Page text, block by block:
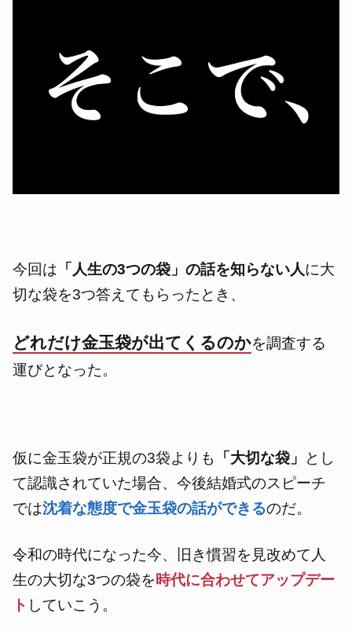
今回は 「人生の3つの袋」の話を知らない人に大
切な袋を3つ答えてもらったとき、
どれだけ金玉袋が出てくるのかを調査する
運びとなった。
仮に金玉袋が正規の3袋よりも 「大切な袋」
とし
て認識されていた場合、今後結婚式のスピーチ
では沈着な態度で金玉袋の話ができるのだ。
令和の時代になった今、 旧き慣習を見改めて 人
生の大切な3つの袋を時代に合わせてアップデー
ト していこう。